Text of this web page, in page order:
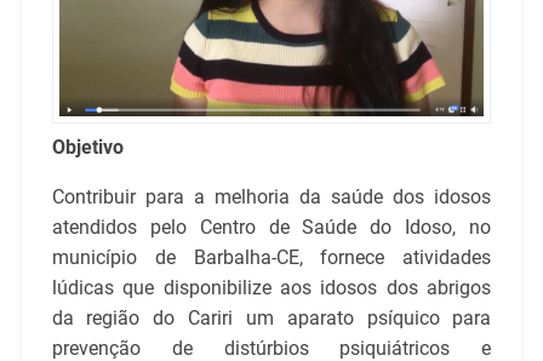
Objetivo
Contribuir para a melhoria da saúde dos idosos
atendidos pelo Centro de Saúde do Idoso, no
município de Barbalha-CE, fornece atividades
lúdicas que disponibilize aos idosos dos abrigos
da região do Cariri um aparato psíquico para
prevenção de distúrbios psiquiátricos e